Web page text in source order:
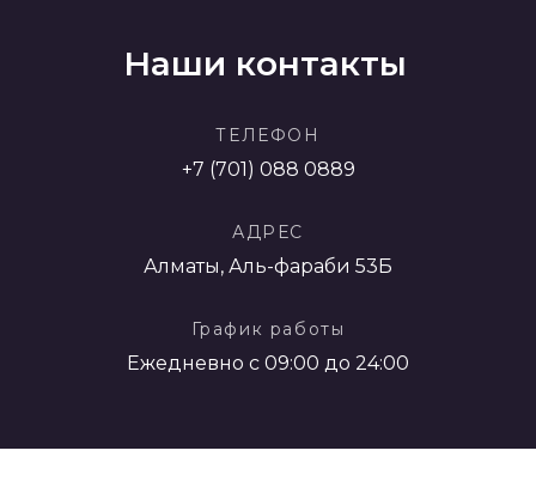
Наши контакты
ТЕЛЕФОН
+7 (701) 088 0889
АДРЕС
Алматы, Аль-фараби 53Б
График работы
Ежедневно с 09:00 до 24:00